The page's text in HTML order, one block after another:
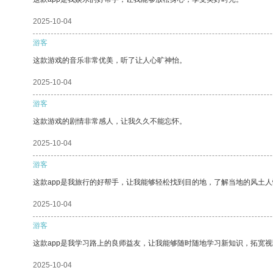
2025-10-04
游客
这款游戏的音乐非常优美，听了让人心旷神怡。
2025-10-04
游客
这款游戏的剧情非常感人，让我久久不能忘怀。
2025-10-04
游客
这款app是我旅行的好帮手，让我能够轻松找到目的地，了解当地的风土人
2025-10-04
游客
这款app是我学习路上的良师益友，让我能够随时随地学习新知识，拓宽视
2025-10-04